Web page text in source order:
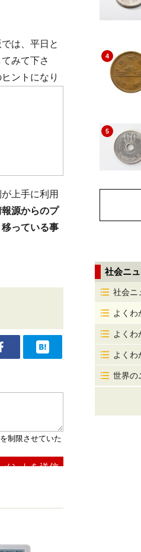
は、平日と
てみて下さ
ントになり
上手に利用
源からのプ
っている事
4
5
社会ニ
社会ニ
よくわ
よくわ
よくわ
世界の